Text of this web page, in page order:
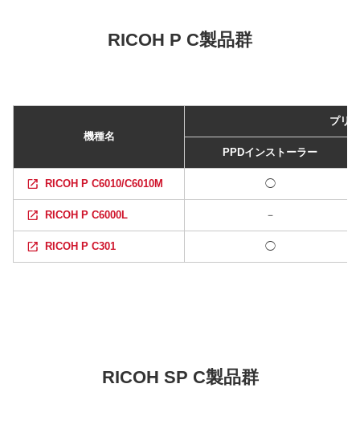
RICOH P C製品群
機種名
プリ
PPDインストーラー
RICOH P C6010/C6010M ◯
RICOH P C6000L －
RICOH P C301 ◯
RICOH SP C製品群